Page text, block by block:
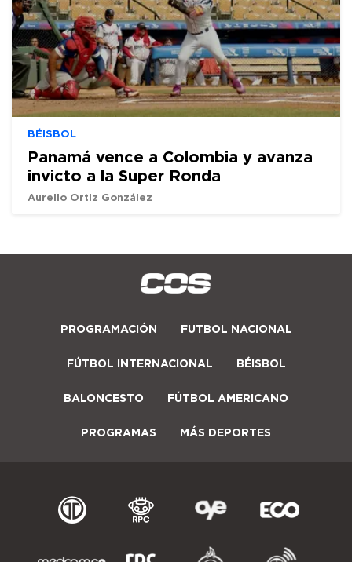
BÉISBOL
Panamá vence a Colombia y avanza
invicto a la Super Ronda
Aurelio Ortiz González
PROGRAMACIÓN FUTBOL NACIONAL
FÚTBOL INTERNACIONAL BÉISBOL
BALONCESTO FÚTBOL AMERICANO
PROGRAMAS MÁS DEPORTES